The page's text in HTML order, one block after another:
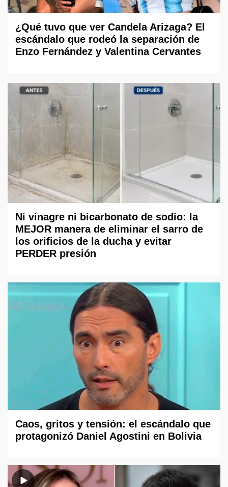
¿Qué tuvo que ver Candela Arizaga? El
escándalo que rodeó la separación de
Enzo Fernández y Valentina Cervantes
Ni vinagre ni bicarbonato de sodio: la
MEJOR manera de eliminar el sarro de
los orificios de la ducha y evitar
PERDER presión
Caos, gritos y tensión: el escándalo que
protagonizó Daniel Agostini en Bolivia